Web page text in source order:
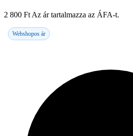
2 800 Ft Az ár tartalmazza az ÁFA-t.
Webshopos ár